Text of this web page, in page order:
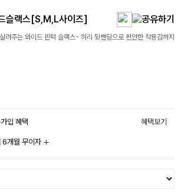
슬랙스[S,M,L사이즈]
려주는 와이드 핀턱 슬랙스- 허리 뒷밴딩으로 편안한 착용감까지
입 혜택 혜택보기
6개월 무이자